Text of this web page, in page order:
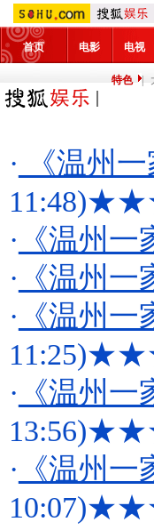
首页 电影 电视
特色
· 《温州
11:48)
· 《温州
· 《温州
· 《温州
11:25)
· 《温州
13:56)
· 《温州
10:07)